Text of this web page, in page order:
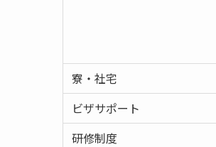
寮・社宅
ビザサポート
研修制度